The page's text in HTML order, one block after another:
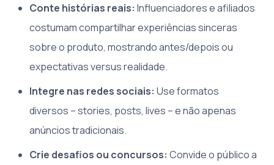
Conte histórias reais: Influenciadores e afiliados
costumam compartilhar experiências sinceras
sobre o produto, mostrando antes/depois ou
expectativas versus realidade.
Integre nas redes sociais: Use formatos
diversos – stories, posts, lives – e não apenas
anúncios tradicionais.
Crie desafios ou concursos: Convide o público a